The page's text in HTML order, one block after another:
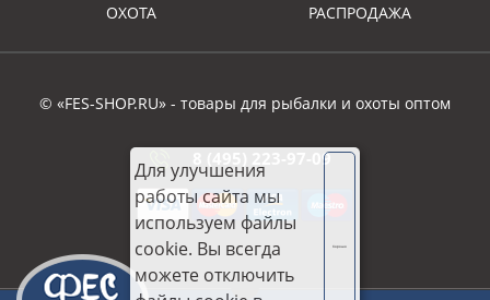
ОХОТА РАСПРОДАЖА
© «FES-SHOP.RU» - товары для рыбалки и охоты оптом
8 (495) 223-97-09
Для улучшения
работы сайта мы
используем файлы
cookie. Вы всегда
можете отключить
Хорошо